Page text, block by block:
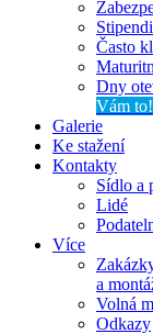
Často
Dny
Vám to!
Galerie
Ke stažení
Kontakty
Sídlo a
Lidé
Více
a
Volná
Odkazy